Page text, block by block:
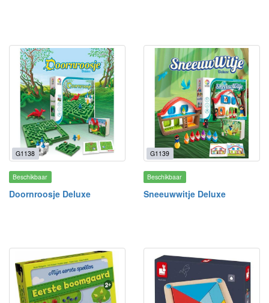
G1138
Beschikbaar
Doornroosje Deluxe
G1139
Beschikbaar
Sneeuwwitje Deluxe